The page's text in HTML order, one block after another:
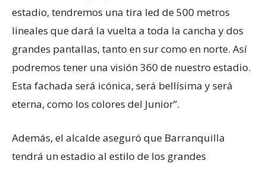
estadio, tendremos una tira led de 500 metros
lineales que dará la vuelta a toda la cancha y dos
grandes pantallas, tanto en sur como en norte. Así
podremos tener una visión 360 de nuestro estadio.
Esta fachada será icónica, será bellísima y será
eterna, como los colores del Junior”.
Además, el alcalde aseguró que Barranquilla
tendrá un estadio al estilo de los grandes